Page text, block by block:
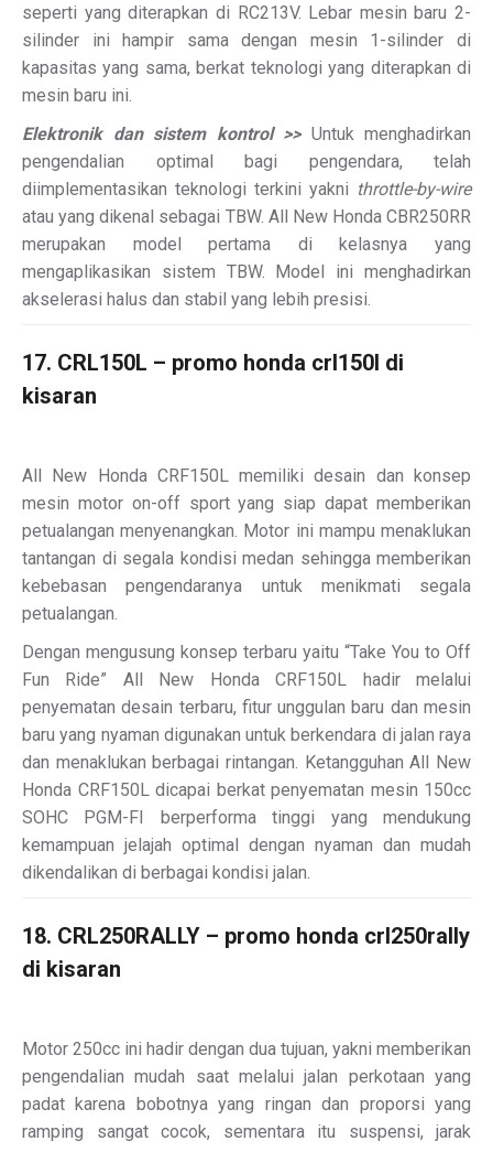
seperti yang diterapkan di RC213V. Lebar mesin baru 2-
silinder ini hampir sama dengan mesin 1-silinder di
kapasitas yang sama, berkat teknologi yang diterapkan di
mesin baru ini.
Elektronik dan sistem kontrol >> Untuk menghadirkan
pengendalian optimal bagi pengendara, telah
diimplementasikan teknologi terkini yakni throttle-by-wire
atau yang dikenal sebagai TBW. All New Honda CBR250RR
merupakan model pertama di kelasnya yang
mengaplikasikan sistem TBW. Model ini menghadirkan
akselerasi halus dan stabil yang lebih presisi.
17. CRL150L – promo honda crl150l di
kisaran
All New Honda CRF150L memiliki desain dan konsep
mesin motor on-off sport yang siap dapat memberikan
petualangan menyenangkan. Motor ini mampu menaklukan
tantangan di segala kondisi medan sehingga memberikan
kebebasan pengendaranya untuk menikmati segala
petualangan.
Dengan mengusung konsep terbaru yaitu “Take You to Off
Fun Ride” All New Honda CRF150L hadir melalui
penyematan desain terbaru, fitur unggulan baru dan mesin
baru yang nyaman digunakan untuk berkendara di jalan raya
dan menaklukan berbagai rintangan. Ketangguhan All New
Honda CRF150L dicapai berkat penyematan mesin 150cc
SOHC PGM-FI berperforma tinggi yang mendukung
kemampuan jelajah optimal dengan nyaman dan mudah
dikendalikan di berbagai kondisi jalan.
18. CRL250RALLY – promo honda crl250rally
di kisaran
Motor 250cc ini hadir dengan dua tujuan, yakni memberikan
pengendalian mudah saat melalui jalan perkotaan yang
padat karena bobotnya yang ringan dan proporsi yang
ramping sangat cocok, sementara itu suspensi, jarak